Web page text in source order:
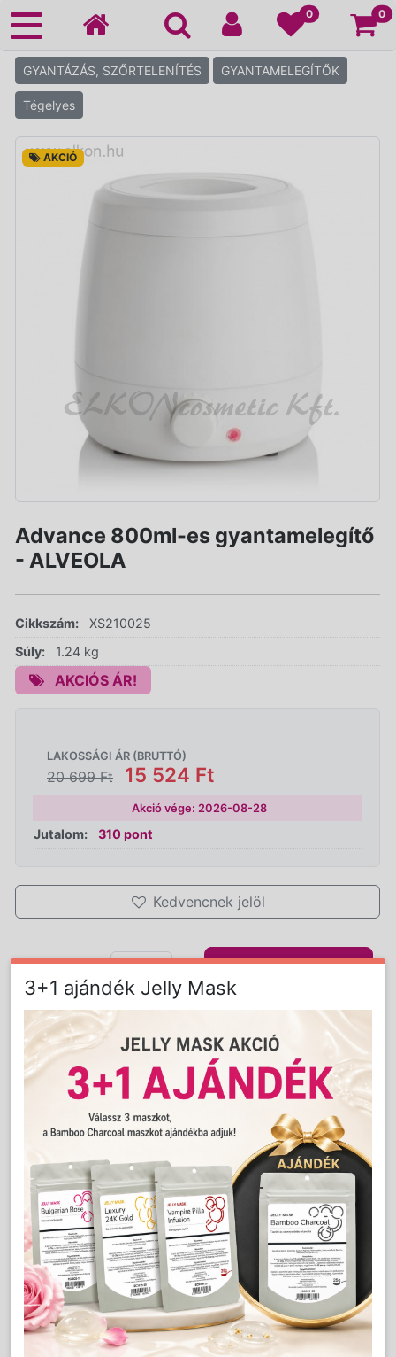
0 0
GYANTÁZÁS, SZŐRTELENÍTÉS GYANTAMELEGÍTŐK
Tégelyes
AKCIÓ
Advance 800ml-es gyantamelegítő
- ALVEOLA
Cikkszám:
XS210025
Súly:
1.24 kg
AKCIÓS ÁR!
LAKOSSÁGI ÁR (BRUTTÓ)
20 699 Ft 15 524 Ft
Akció vége: 2026-08-28
Jutalom: 310 pont
Kedvencnek jelöl
Mennyiség: db Kosárba
Részletes Leírás
Advance 800ml-es gyantamelegítő, fehér
színben. Minimál dizájn, szuper minőség. Az
Advance egy professzionális gyantamelegítő,
kiváló biztonsági jellemzőkkel. Erőteljes és
gyors, 100 wattos teljesítmény mellett
kiemelkedő hatékonyságot és melegítési
sebességet biztosít. Ez a modell analóg
termosztátot és a magas hőmérsékletnek
ellenálló elemeket tartalmaz.
3+1 ajándék Jelly Mask